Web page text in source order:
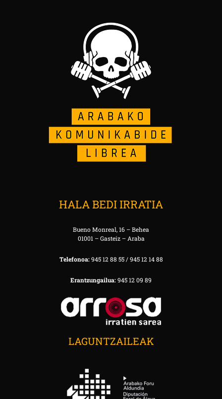
HALA BEDI IRRATIA
Bueno Monreal, 16 – Behea
01001 – Gasteiz – Araba
Telefonoa:945 12 88 55 / 945 12 14 88
Erantzungailua:945 12 09 89
LAGUNTZAILEAK